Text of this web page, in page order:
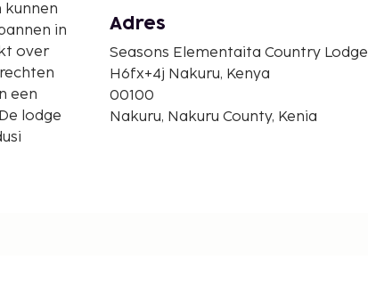
kunnen
in
over
een
lodge
Adres
Seasons Elementaita Country Lodge
H6fx+4j Nakuru, Kenya
00100
Nakuru, Nakuru County, Kenia